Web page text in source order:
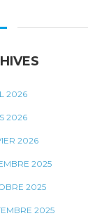
2026
2026
2026
2025
2025
2025